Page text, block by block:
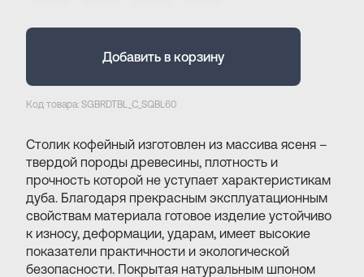
Добавить в корзину
Код товара: SGBRDTBL_C_SQBL60
Cтолик кофейный изготовлен из массива ясеня –
твердой породы древесины, плотность и
прочность которой не уступает характеристикам
дуба. Благодаря прекрасным эксплуатационным
свойствам материала готовое изделие устойчиво
к износу, деформации, ударам, имеет высокие
показатели практичности и экологической
безопасности. Покрытая натуральным шпоном